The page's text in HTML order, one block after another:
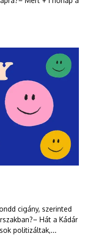
cigány, szerinted
Hát a Kádár
politizáltak,...